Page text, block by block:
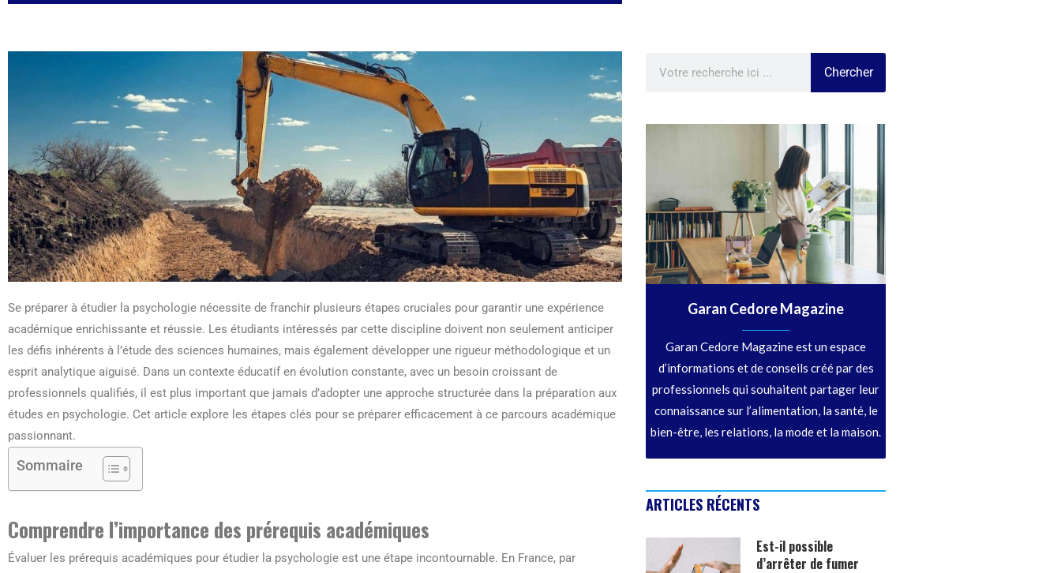
Se préparer à étudier la psychologie nécessite de franchir plusieurs étapes cruciales pour garantir une expérience
académique enrichissante et réussie. Les étudiants intéressés par cette discipline doivent non seulement anticiper
les défis inhérents à l’étude des sciences humaines, mais également développer une rigueur méthodologique et un
esprit analytique aiguisé. Dans un contexte éducatif en évolution constante, avec un besoin croissant de
professionnels qualifiés, il est plus important que jamais d’adopter une approche structurée dans la préparation aux
études en psychologie. Cet article explore les étapes clés pour se préparer efficacement à ce parcours académique
passionnant.
Sommaire
Comprendre l’importance des prérequis académiques
Évaluer les prérequis académiques pour étudier la psychologie est une étape incontournable. En France, par
Chercher
Garan Cedore Magazine
Garan Cedore Magazine est un espace
d’informations et de conseils créé par des
professionnels qui souhaitent partager leur
connaissance sur l’alimentation, la santé, le
bien-être, les relations, la mode et la maison.
ARTICLES RÉCENTS
Est-il possible
d’arrêter de fumer